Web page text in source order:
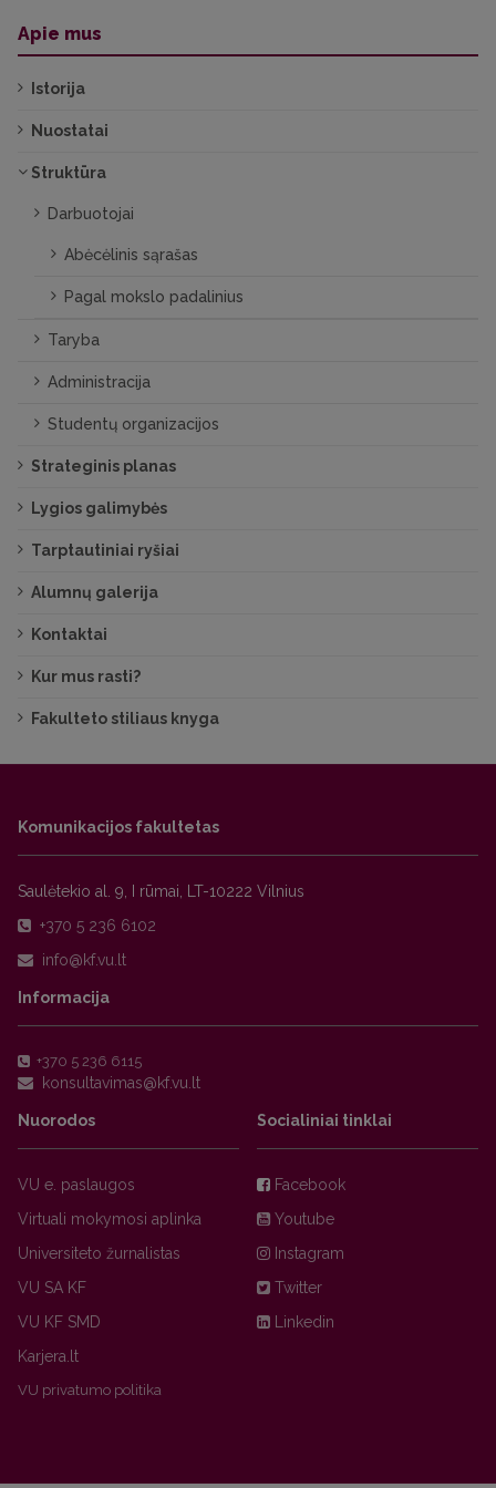
Apie mus
Istorija
Nuostatai
Struktūra
Darbuotojai
Abėcėlinis sąrašas
Pagal mokslo padalinius
Taryba
Administracija
Studentų organizacijos
Strateginis planas
Lygios galimybės
Tarptautiniai ryšiai
Alumnų galerija
Kontaktai
Kur mus rasti?
Fakulteto stiliaus knyga
Komunikacijos fakultetas
Saulėtekio al. 9, I rūmai, LT-10222 Vilnius
+370 5 236 6102
Informacija
+370 5 236 6115
Nuorodos
VU e. paslaugos
Virtuali mokymosi aplinka
Universiteto žurnalistas
VU SA KF
VU KF SMD
Karjera.lt
VU privatumo politika
Socialiniai tinklai
Facebook
Youtube
Instagram
Twitter
Linkedin